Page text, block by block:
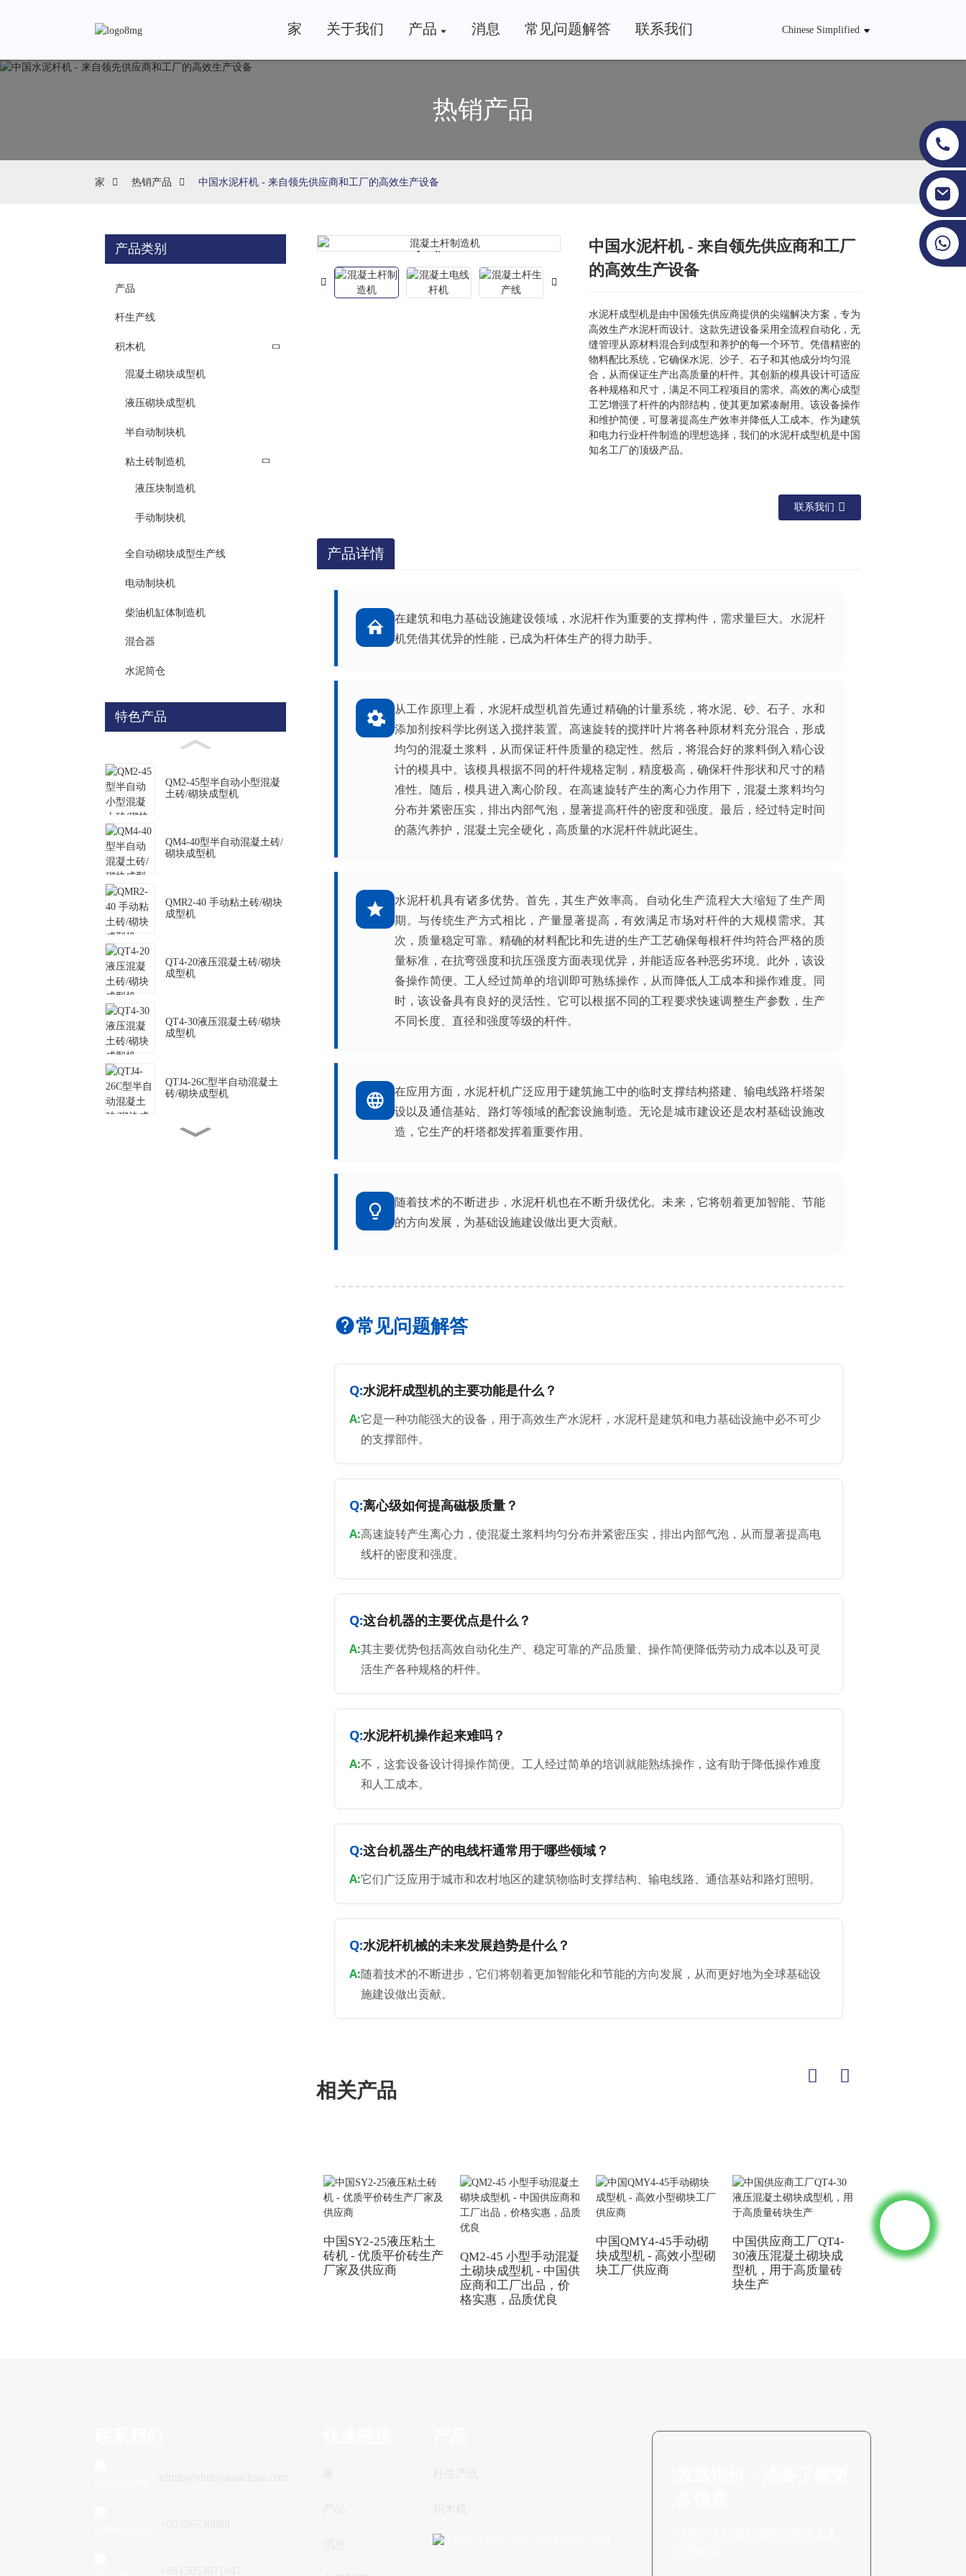
家 关于我们 产品 消息 常见问题解答 联系我们 Chinese Simplified
+86 19353927111
热销产品
家 热销产品 中国水泥杆机 - 来自领先供应商和工厂的高效生产设备
产品类别
产品
杆生产线
积木机
混凝土砌块成型机
液压砌块成型机
半自动制块机
粘土砖制造机
液压块制造机
手动制块机
全自动砌块成型生产线
电动制块机
柴油机缸体制造机
混合器
水泥筒仓
特色产品
QM2-45型半自动小型混凝
土砖/砌块成型机
QM4-40型半自动混凝土砖/
砌块成型机
QMR2-40 手动粘土砖/砌块
成型机
QT4-20液压混凝土砖/砌块
成型机
QT4-30液压混凝土砖/砌块
成型机
QTJ4-26C型半自动混凝土
砖/砌块成型机
Loading...
Loading... Loading...
Loading... Loading...
Loading... Loading...
Loading...
中国水泥杆机 - 来自领先供应商和工厂
的高效生产设备
水泥杆成型机是由中国领先供应商提供的尖端解决方案，专为
高效生产水泥杆而设计。这款先进设备采用全流程自动化，无
缝管理从原材料混合到成型和养护的每一个环节。凭借精密的
物料配比系统，它确保水泥、沙子、石子和其他成分均匀混
合，从而保证生产出高质量的杆件。其创新的模具设计可适应
各种规格和尺寸，满足不同工程项目的需求。高效的离心成型
工艺增强了杆件的内部结构，使其更加紧凑耐用。该设备操作
和维护简便，可显著提高生产效率并降低人工成本。作为建筑
和电力行业杆件制造的理想选择，我们的水泥杆成型机是中国
知名工厂的顶级产品。
联系我们
产品详情
在建筑和电力基础设施建设领域，水泥杆作为重要的支撑构件，需求量巨大。水泥杆
机凭借其优异的性能，已成为杆体生产的得力助手。
从工作原理上看，水泥杆成型机首先通过精确的计量系统，将水泥、砂、石子、水和
添加剂按科学比例送入搅拌装置。高速旋转的搅拌叶片将各种原材料充分混合，形成
均匀的混凝土浆料，从而保证杆件质量的稳定性。然后，将混合好的浆料倒入精心设
计的模具中。该模具根据不同的杆件规格定制，精度极高，确保杆件形状和尺寸的精
准性。随后，模具进入离心阶段。在高速旋转产生的离心力作用下，混凝土浆料均匀
分布并紧密压实，排出内部气泡，显著提高杆件的密度和强度。最后，经过特定时间
的蒸汽养护，混凝土完全硬化，高质量的水泥杆件就此诞生。
水泥杆机具有诸多优势。首先，其生产效率高。自动化生产流程大大缩短了生产周
期。与传统生产方式相比，产量显著提高，有效满足市场对杆件的大规模需求。其
次，质量稳定可靠。精确的材料配比和先进的生产工艺确保每根杆件均符合严格的质
量标准，在抗弯强度和抗压强度方面表现优异，并能适应各种恶劣环境。此外，该设
备操作简便。工人经过简单的培训即可熟练操作，从而降低人工成本和操作难度。同
时，该设备具有良好的灵活性。它可以根据不同的工程要求快速调整生产参数，生产
不同长度、直径和强度等级的杆件。
在应用方面，水泥杆机广泛应用于建筑施工中的临时支撑结构搭建、输电线路杆塔架
设以及通信基站、路灯等领域的配套设施制造。无论是城市建设还是农村基础设施改
造，它生产的杆塔都发挥着重要作用。
随着技术的不断进步，水泥杆机也在不断升级优化。未来，它将朝着更加智能、节能
的方向发展，为基础设施建设做出更大贡献。
常见问题解答
水泥杆成型机的主要功能是什么？
它是一种功能强大的设备，用于高效生产水泥杆，水泥杆是建筑和电力基础设施中必不可少
的支撑部件。
离心级如何提高磁极质量？
高速旋转产生离心力，使混凝土浆料均匀分布并紧密压实，排出内部气泡，从而显著提高电
线杆的密度和强度。
这台机器的主要优点是什么？
其主要优势包括高效自动化生产、稳定可靠的产品质量、操作简便降低劳动力成本以及可灵
活生产各种规格的杆件。
水泥杆机操作起来难吗？
不，这套设备设计得操作简便。工人经过简单的培训就能熟练操作，这有助于降低操作难度
和人工成本。
这台机器生产的电线杆通常用于哪些领域？
它们广泛应用于城市和农村地区的建筑物临时支撑结构、输电线路、通信基站和路灯照明。
水泥杆机械的未来发展趋势是什么？
随着技术的不断进步，它们将朝着更加智能化和节能的方向发展，从而更好地为全球基础设
施建设做出贡献。
相关产品
中国SY2-25液压粘土
砖机 - 优质平价砖生产
厂家及供应商
QM2-45 小型手动混凝
土砌块成型机 - 中国供
应商和工厂出品，价
格实惠，品质优良
中国QMY4-45手动砌
块成型机 - 高效小型砌
块工厂供应商
中国供应商工厂QT4-
30液压混凝土砌块成
型机，用于高质量砖
块生产
中国SY7-10液压
动粘土砖成型机 -